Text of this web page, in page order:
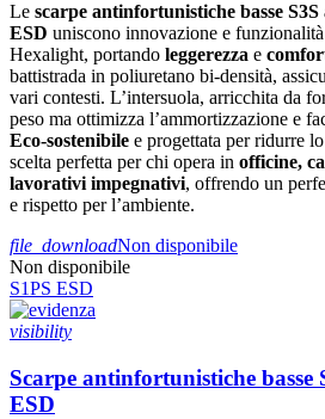
Le scarpe antinfortunistiche basse
ESD uniscono innovazione e
Hexalight, portando leggerezza e
battistrada in poliuretano bi-densità,
vari contesti. L’intersuola, arricchita da
peso ma ottimizza l’ammortizzazione e
Eco-sostenibile e progettata per ridurre
scelta perfetta per chi opera in officine,
lavorativi impegnativi, offrendo un
e rispetto per l’ambiente.
file_downloadNon disponibile
Non disponibile
S1PS ESD
visibility
Scarpe antinfortunistiche basse
ESD